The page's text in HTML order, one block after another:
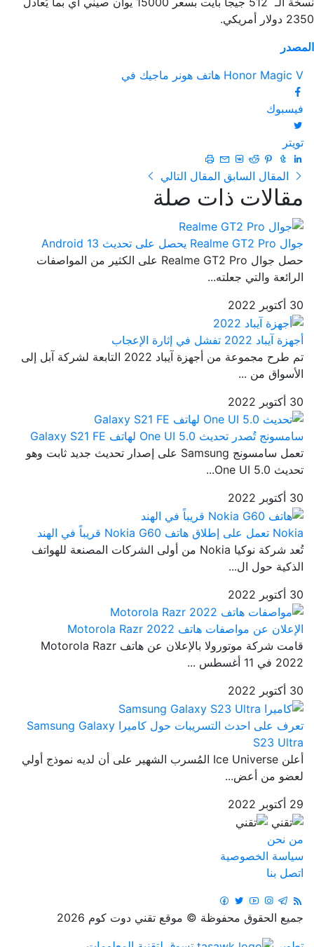
2350 دولار أمريكي.
المصدر
Honor Magic V هاتف هونر ماجيك في
فيسبوك
تويتر
المقال السابق المقال التالي
مقالات ذات صلة
جوال Realme GT2 Pro يحصل على تحديث Android 13
حصل جوال Realme GT2 Pro على الكثير من المواصفات
الرائعة والتي جعلته...
30 أكتوبر 2022
أجهزة آيباد 2022 تفشل في إثارة الإعجاب
تم طرح مجموعة من أجهزة آيباد 2022 التابعة لشركة آبل إلى
الأسواق من ...
30 أكتوبر 2022
سامسونج تُصدر تحديث One UI 5.0 لهاتف Galaxy S21 FE
تعمل سامسونج Samsung على إصدار تحديث جديد ثابت وهو
تحديث One UI 5.0...
30 أكتوبر 2022
Nokia تعمل على إطلاق هاتف Nokia G60 قريباً في الهند
تُعد شركة نوكيا Nokia من أولى الشركات المصنعة للهواتف
الذكية حول ال...
30 أكتوبر 2022
الإعلان عن مواصفات هاتف Motorola Razr 2022
قامت شركة موتورولا بالإعلان عن هاتف Motorola Razr
2022 في 11 أغسطس ...
30 أكتوبر 2022
تعرف على احدث التسريبات حول كاميرا Samsung Galaxy
S23 Ultra
أعلن Ice Universe المُسرب الشهير على أن لديه نموذج أولي
لعضو من أعض...
29 أكتوبر 2022
من نحن
سياسة الخصوصية
اتصل بنا
جميع الحقوق محفوظة © موقع تقني دوت كوم 2026